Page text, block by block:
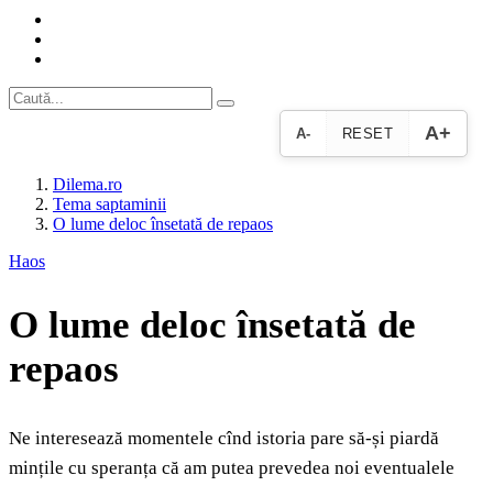
A- RESET A+
Dilema.ro
Tema saptaminii
O lume deloc însetată de repaos
Haos
O lume deloc însetată de
repaos
Ne interesează momentele cînd istoria pare să-și piardă
mințile cu speranța că am putea prevedea noi eventualele